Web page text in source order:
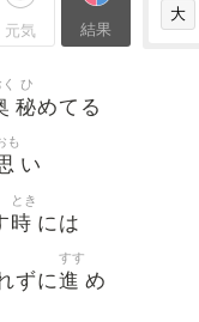
元気 結果
秘
ひ
めてる
も
い
時
とき
には
ずに進
すす
め